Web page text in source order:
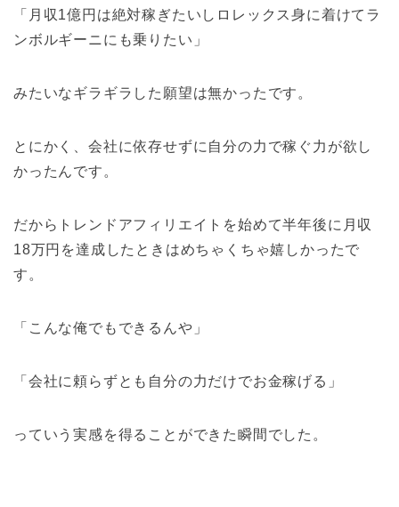
「月収1億円は絶対稼ぎたいしロレックス身に着けてラ
ンボルギーニにも乗りたい」
みたいなギラギラした願望は無かったです。
とにかく、会社に依存せずに自分の力で稼ぐ力が欲し
かったんです。
だからトレンドアフィリエイトを始めて半年後に月収
18万円を達成したときはめちゃくちゃ嬉しかったで
す。
「こんな俺でもできるんや」
「会社に頼らずとも自分の力だけでお金稼げる」
っていう実感を得ることができた瞬間でした。